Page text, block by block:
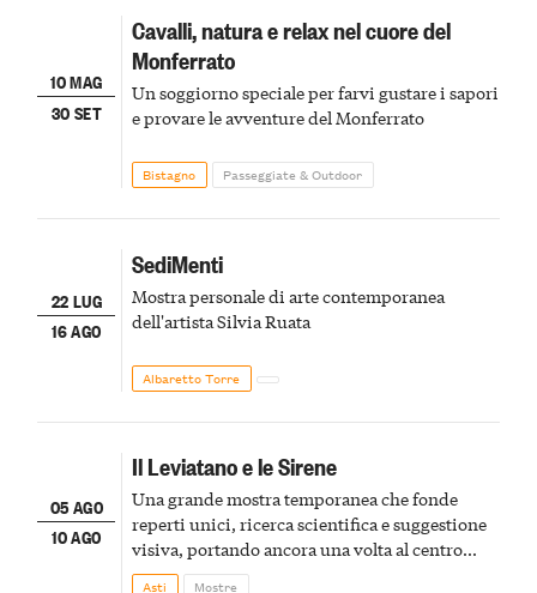
10 MAG
30 SET
Cavalli, natura e relax nel cuore del
Monferrato
Un soggiorno speciale per farvi gustare i sapori
e provare le avventure del Monferrato
Bistagno Passeggiate & Outdoor
22 LUG
16 AGO
SediMenti
Mostra personale di arte contemporanea
dell'artista Silvia Ruata
Albaretto Torre
05 AGO
10 AGO
Il Leviatano e le Sirene
Una grande mostra temporanea che fonde
reperti unici, ricerca scientifica e suggestione
visiva, portando ancora una volta al centro
della scena le meraviglie del passato astigiano
Asti Mostre